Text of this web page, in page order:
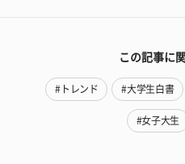
この記事に
#トレンド #大学生白書
#女子大生